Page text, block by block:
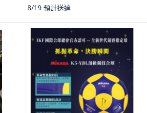
8/19 預計送達